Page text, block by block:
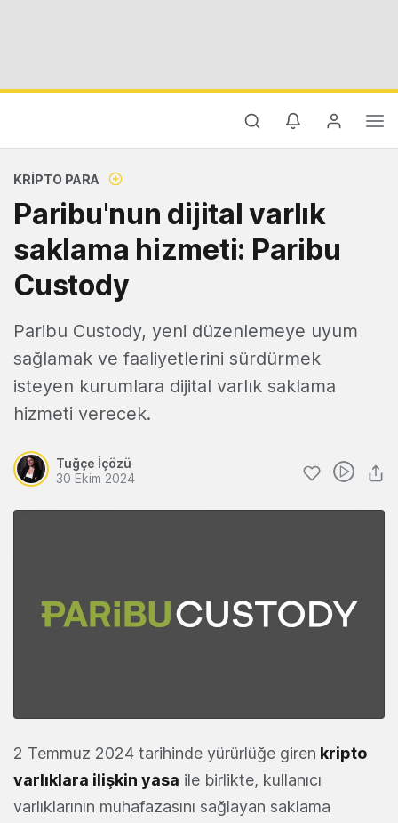
KRIPTO PARA
Paribu'nun dijital varlık
saklama hizmeti: Paribu
Custody
Paribu Custody, yeni düzenlemeye uyum
sağlamak ve faaliyetlerini sürdürmek
isteyen kurumlara dijital varlık saklama
hizmeti verecek.
Tuğçe İçözü
30 Ekim 2024
2 Temmuz 2024 tarihinde yürürlüğe giren kripto
varlıklara ilişkin yasa ile birlikte, kullanıcı
varlıklarının muhafazasını sağlayan saklama